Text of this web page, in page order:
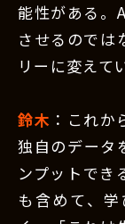
能性がある。
させるのでは
リーに変えて
鈴木 ：これ
独自のデータ
ンプットでき
も含めて、